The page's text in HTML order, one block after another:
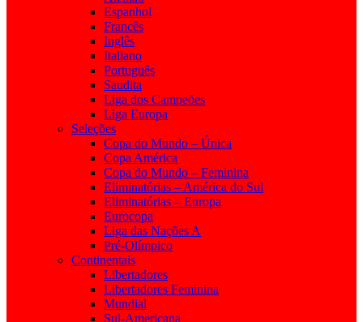
Espanhol
Francês
Inglês
Italiano
Português
Saudita
Liga dos Campeões
Liga Europa
Seleções
Copa do Mundo – Única
Copa América
Copa do Mundo – Feminina
Eliminatórias – América do Sul
Eliminatórias – Europa
Eurocopa
Liga das Nações A
Pré-Olímpico
Continentais
Libertadores
Libertadores Feminina
Mundial
Sul-Americana